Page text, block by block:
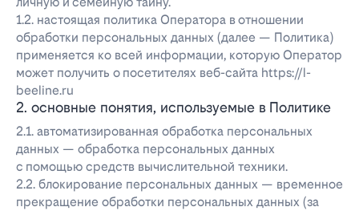
1.2. настоящая политика Оператора в отношении
обработки персональных данных (далее — Политика)
применяется ко всей информации, которую Оператор
может получить о посетителях веб-сайта https://l-
beeline.ru
2. основные понятия, используемые в Политике
2.1. автоматизированная обработка персональных
данных — обработка персональных данных
с помощью средств вычислительной техники.
2.2. блокирование персональных данных — временное
прекращение обработки персональных данных (за